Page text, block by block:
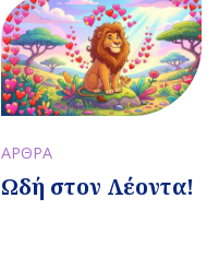
ΑΡΘΡΑ
Ωδή στον Λέοντα!